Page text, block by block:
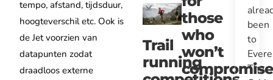
tempo, afstand, tijdsduur,
hoogteverschil etc. Ook is
de Jet voorzien van
datapunten zodat
draadloos externe
Trail
running
those
who
won’t
compromise
been
to
The